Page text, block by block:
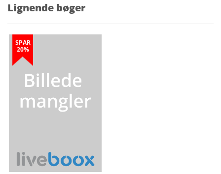
Lignende bøger
SPAR
20%